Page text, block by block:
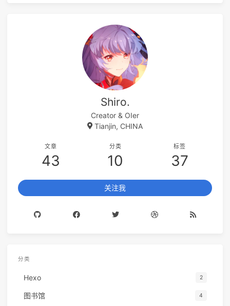
Shiro.
Creator & OIer
Tianjin, CHINA
文章
43
分类
10
标签
37
关注我
分类
Hexo 2
图书馆 4